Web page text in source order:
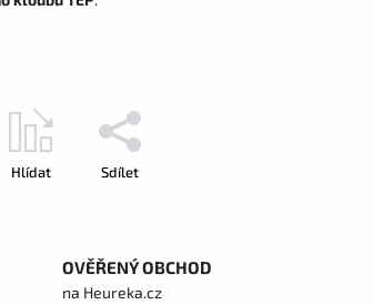
Hlídat Sdílet
OVĚŘENÝ OBCHOD
na Heureka.cz